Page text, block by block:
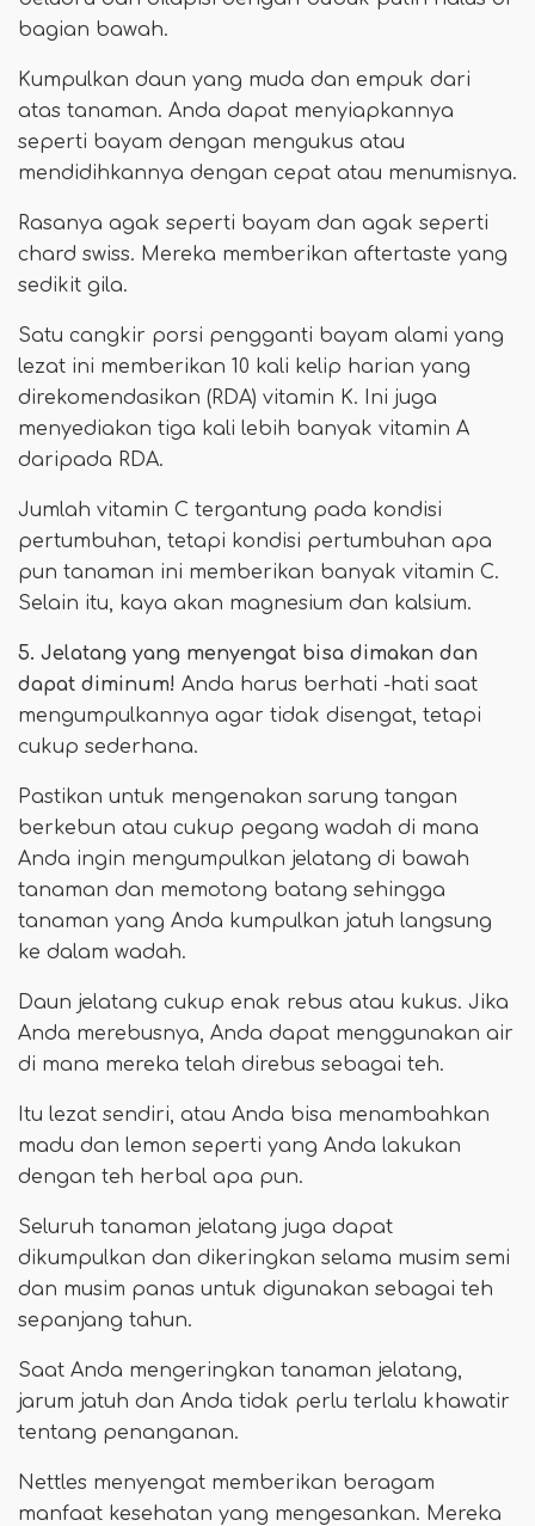
bagian bawah.
Kumpulkan daun yang muda dan empuk dari
atas tanaman. Anda dapat menyiapkannya
seperti bayam dengan mengukus atau
mendidihkannya dengan cepat atau menumisnya.
Rasanya agak seperti bayam dan agak seperti
chard swiss. Mereka memberikan aftertaste yang
sedikit gila.
Satu cangkir porsi pengganti bayam alami yang
lezat ini memberikan 10 kali kelip harian yang
direkomendasikan (RDA) vitamin K. Ini juga
menyediakan tiga kali lebih banyak vitamin A
daripada RDA.
Jumlah vitamin C tergantung pada kondisi
pertumbuhan, tetapi kondisi pertumbuhan apa
pun tanaman ini memberikan banyak vitamin C.
Selain itu, kaya akan magnesium dan kalsium.
5. Jelatang yang menyengat bisa dimakan dan
dapat diminum! Anda harus berhati -hati saat
mengumpulkannya agar tidak disengat, tetapi
cukup sederhana.
Pastikan untuk mengenakan sarung tangan
berkebun atau cukup pegang wadah di mana
Anda ingin mengumpulkan jelatang di bawah
tanaman dan memotong batang sehingga
tanaman yang Anda kumpulkan jatuh langsung
ke dalam wadah.
Daun jelatang cukup enak rebus atau kukus. Jika
Anda merebusnya, Anda dapat menggunakan air
di mana mereka telah direbus sebagai teh.
Itu lezat sendiri, atau Anda bisa menambahkan
madu dan lemon seperti yang Anda lakukan
dengan teh herbal apa pun.
Seluruh tanaman jelatang juga dapat
dikumpulkan dan dikeringkan selama musim semi
dan musim panas untuk digunakan sebagai teh
sepanjang tahun.
Saat Anda mengeringkan tanaman jelatang,
jarum jatuh dan Anda tidak perlu terlalu khawatir
tentang penanganan.
Nettles menyengat memberikan beragam
manfaat kesehatan yang mengesankan. Mereka